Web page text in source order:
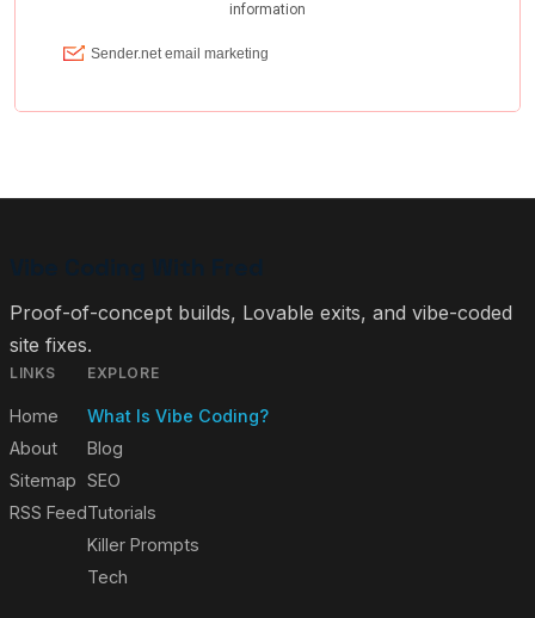
Proof-of-concept builds, Lovable exits, and vibe-coded
site fixes.
LINKS
Home
About
Sitemap
RSS Feed
EXPLORE
What Is Vibe Coding?
Blog
SEO
Tutorials
Killer Prompts
Tech